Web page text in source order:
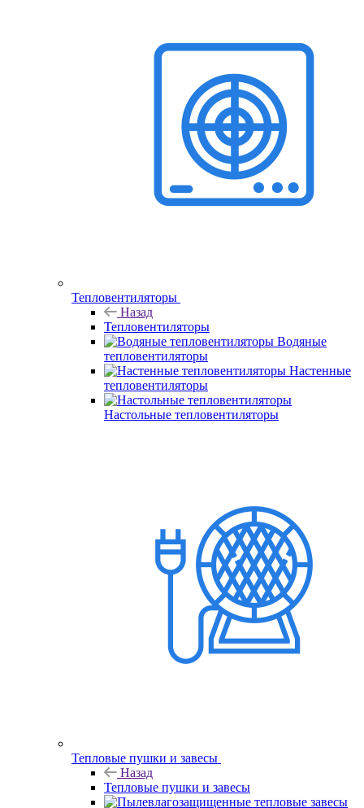
Тепловентиляторы
Назад
Тепловентиляторы
Водяные
тепловентиляторы
Настенные
тепловентиляторы
Настольные тепловентиляторы
Тепловые пушки и завесы
Назад
Тепловые пушки и завесы